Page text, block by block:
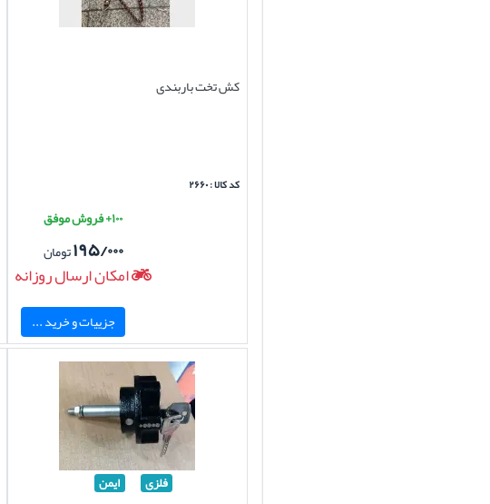
کش تخت باربندی
کد کالا : ۲۶۶۰
۱۰۰+ فروش موفق
۱۹۵/۰۰۰تومان
امکان ارسال روزانه
جزییات و خرید ...
فلزی ایمن